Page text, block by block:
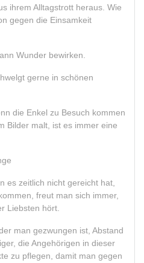
ihrem Alltagstrott heraus. Wie
gegen die Einsamkeit
Wunder bewirken.
gerne in schönen
die Enkel zu Besuch kommen
Bilder malt, ist es immer eine
es zeitlich nicht gereicht hat,
freut man sich immer,
Liebsten hört.
man gezwungen ist, Abstand
die Angehörigen in dieser
zu pflegen, damit man gegen